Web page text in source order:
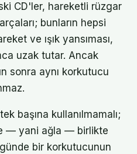
CD'ler, hareketli rüzgar
bunların hepsi
ve ışık yansıması,
uzak tutar. Ancak
sonra aynı korkutucu
başına kullanılmamalı;
— yani ağla — birlikte
bir korkutucunun